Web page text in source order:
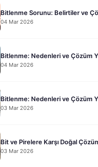
Bitlenme Sorunu: Belirtiler ve
04 Mar 2026
Bitlenme: Nedenleri ve Çözüm
04 Mar 2026
Bitlenme: Nedenleri ve Çözüm
03 Mar 2026
Bit ve Pirelere Karşı Doğal
03 Mar 2026